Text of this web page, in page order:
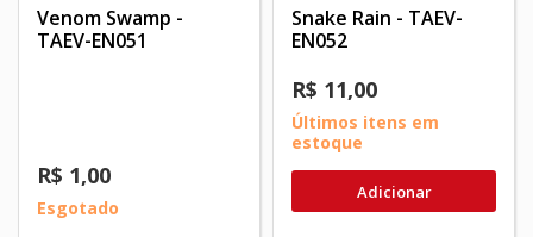
Venom Swamp -
TAEV-EN051
R$ 1,00
Esgotado
Snake Rain - TAEV-
EN052
R$ 11,00
Últimos itens em
estoque
Adicionar